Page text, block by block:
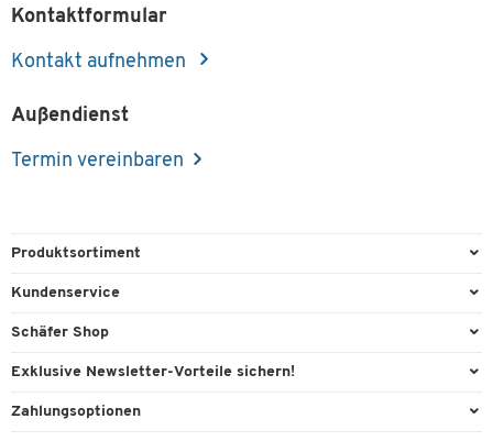
Kontaktformular
Kontakt aufnehmen
Außendienst
Termin vereinbaren
Produktsortiment
Büroausstattung
Reinigung & Hygiene
Kundenservice
Direktbestellung
Lieferinformationen
Schäfer Shop
AGB
Exklusive Newsletter-Vorteile sichern!
Willkommensgeschenk
Zahlungsoptionen